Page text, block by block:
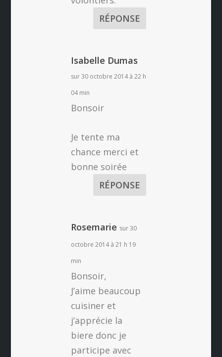
RÉPONSE
Isabelle Dumas
sur 30 octobre 2014 à 22 h
04 min
Bonsoir
Je tente ma
chance merci et
bonne soirée
RÉPONSE
Rosemarie sur 30
octobre 2014 à 21 h 19
min
Bonsoir,
J’aime beaucoup
cuisiner et
j’apprécie la
biere donc je
participe avec